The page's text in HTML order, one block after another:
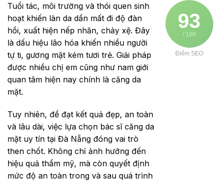
93
/ 100
Điểm SEO
Tuổi tác, môi trường và thói quen sinh
hoạt khiến làn da dần mất đi độ đàn
hồi, xuất hiện nếp nhăn, chảy xệ. Đây
là dấu hiệu lão hóa khiến nhiều người
tự ti, gương mặt kém tươi trẻ. Giải pháp
được nhiều chị em cũng như nam giới
quan tâm hiện nay chính là căng da
mặt.
Tuy nhiên, để đạt kết quả đẹp, an toàn
và lâu dài, việc lựa chọn bác sĩ căng da
mặt uy tín tại Đà Nẵng đóng vai trò
then chốt. Không chỉ ảnh hưởng đến
hiệu quả thẩm mỹ, mà còn quyết định
mức độ an toàn trong và sau quá trình